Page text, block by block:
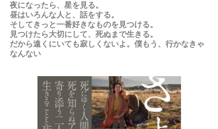
夜になったら、星を見る。
昼はいろんな人と、話をする。
そしてきっと一番好きなものを見つける。
見つけたら大切にして、死ぬまで生きる。
だから遠くにいても寂しくないよ。僕もう、行かなきゃ
なんない